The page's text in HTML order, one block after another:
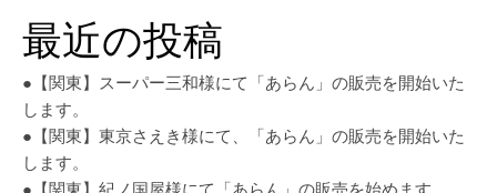
最近の投稿
●【関東】スーパー三和様にて「あらん」の販売を開始いた
します。
●【関東】東京さえき様にて、「あらん」の販売を開始いた
します。
●【関東】紀ノ国屋様にて「あらん」の販売を始めます。